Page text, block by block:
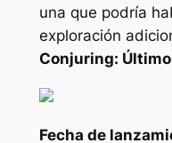
una que podría
exploración
Conjuring:
Fecha de